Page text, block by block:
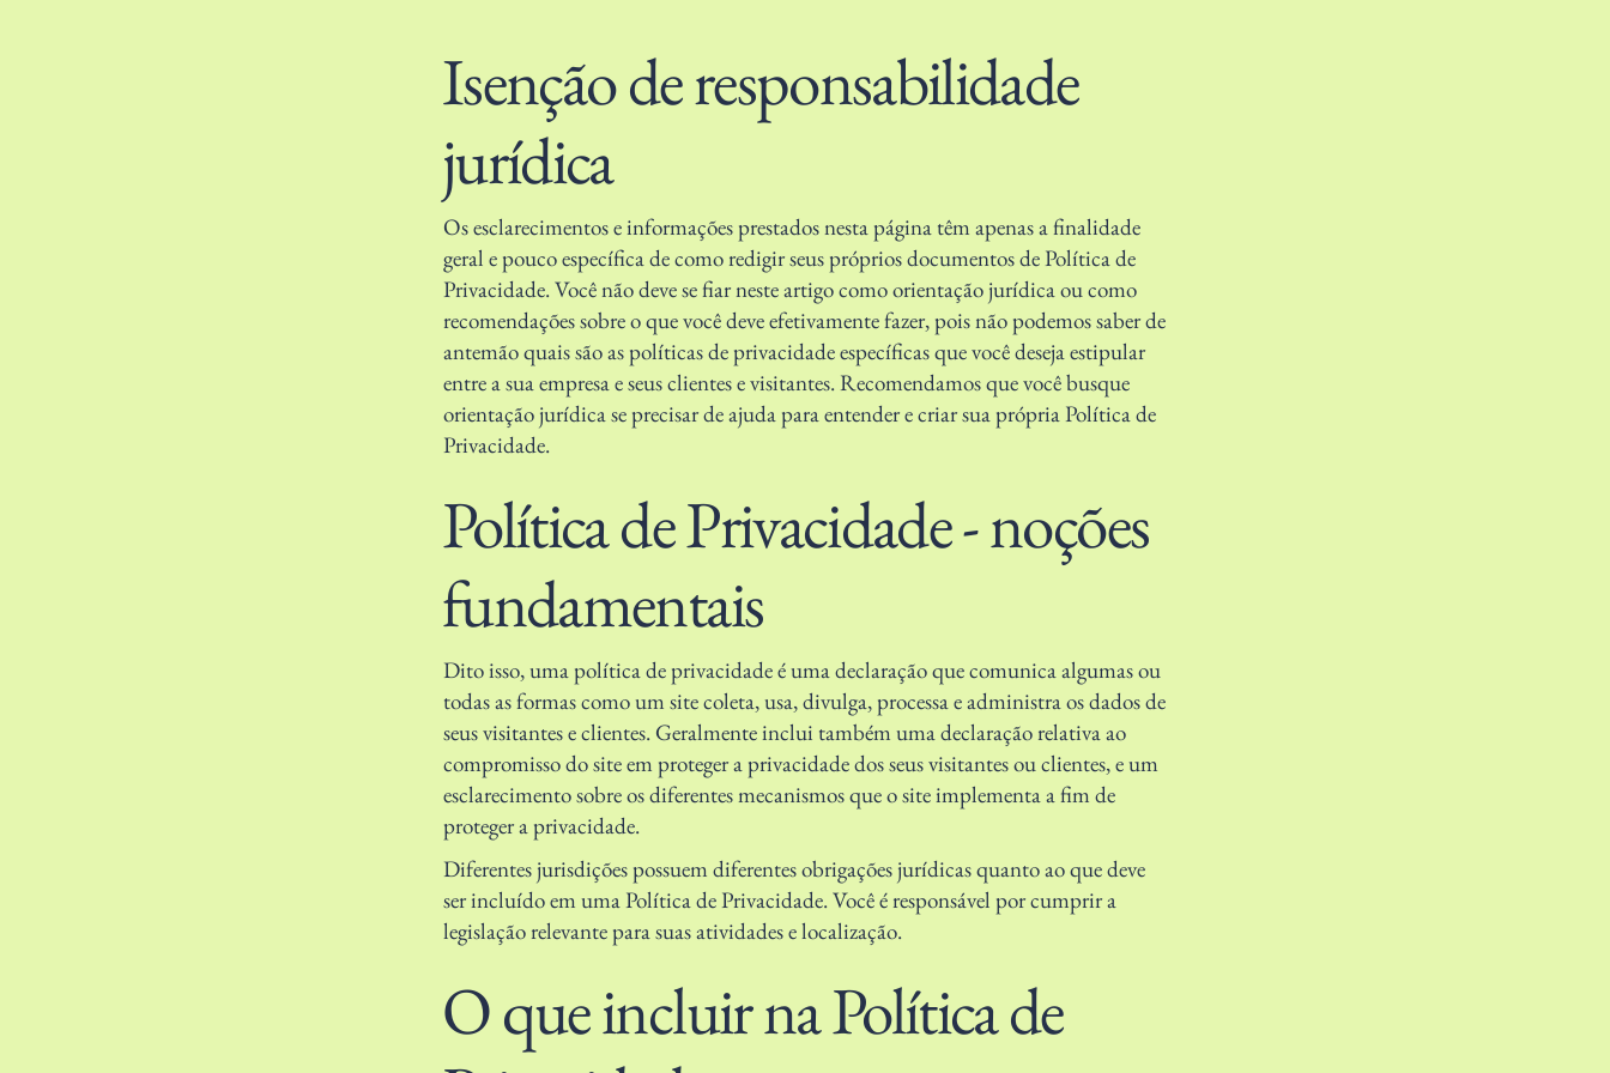
Isenção de responsabilidade
jurídica
Os esclarecimentos e informações prestados nesta página têm apenas a finalidade
geral e pouco específica de como redigir seus próprios documentos de Política de
Privacidade. Você não deve se fiar neste artigo como orientação jurídica ou como
recomendações sobre o que você deve efetivamente fazer, pois não podemos saber de
antemão quais são as políticas de privacidade específicas que você deseja estipular
entre a sua empresa e seus clientes e visitantes. Recomendamos que você busque
orientação jurídica se precisar de ajuda para entender e criar sua própria Política de
Privacidade.
Política de Privacidade - noções
fundamentais
Dito isso, uma política de privacidade é uma declaração que comunica algumas ou
todas as formas como um site coleta, usa, divulga, processa e administra os dados de
seus visitantes e clientes. Geralmente inclui também uma declaração relativa ao
compromisso do site em proteger a privacidade dos seus visitantes ou clientes, e um
esclarecimento sobre os diferentes mecanismos que o site implementa a fim de
proteger a privacidade.
Diferentes jurisdições possuem diferentes obrigações jurídicas quanto ao que deve
ser incluído em uma Política de Privacidade. Você é responsável por cumprir a
legislação relevante para suas atividades e localização.
O que incluir na Política de